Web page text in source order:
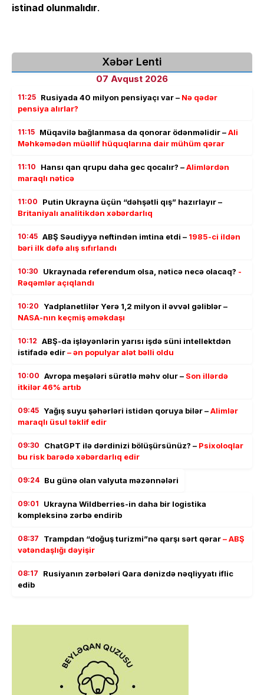
istinad olunmalıdır.
Xəbər Lenti
07 Avqust 2026
11:25 Rusiyada 40 milyon pensiyaçı var – Nə qədər
pensiya alırlar?
11:15 Müqavilə bağlanmasa da qonorar ödənməlidir –Ali
Məhkəmədən müəllif hüquqlarına dair mühüm qərar
11:10 Hansı qan qrupu daha gec qocalır? –Alimlərdən
maraqlı nəticə
11:00
Putin Ukrayna üçün “dəhşətli qış” hazırlayır –
Britaniyalı analitikdən xəbərdarlıq
10:45 ABŞ Səudiyyə neftindən imtina etdi – 1985-ci ildən
bəri ilk dəfə alış sıfırlandı
10:30 Ukraynada referendum olsa, nəticə necə olacaq? -
Rəqəmlər açıqlandı
10:20 Yadplanetlilər Yerə 1,2 milyon il əvvəl gəliblər –
NASA-nın keçmiş əməkdaşı
10:12 ABŞ-da işləyənlərin yarısı işdə süni intellektdən
istifadə edir– ən populyar alət bəlli oldu
10:00 Avropa meşələri sürətlə məhv olur – Son illərdə
itkilər 46% artıb
09:45 Yağış suyu şəhərləri istidən qoruya bilər –Alimlər
maraqlı üsul təklif edir
09:30 ChatGPT ilə dərdinizi bölüşürsünüz? – Psixoloqlar
bu risk barədə xəbərdarlıq edir
09:24 Bu günə olan valyuta məzənnələri
09:01
Ukrayna Wildberries-in daha bir logistika
kompleksinə zərbə endirib
08:37 Trampdan “doğuş turizmi”nə qarşı sərt qərar– ABŞ
vətəndaşlığı dəyişir
08:17
Rusiyanın zərbələri Qara dənizdə nəqliyyatı iflic
edib